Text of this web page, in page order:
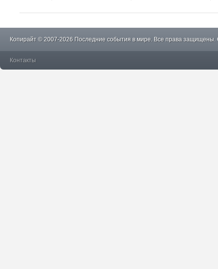
Копирайт © 2007-2026 Последние события в мире. Все права защищены.
Контакты